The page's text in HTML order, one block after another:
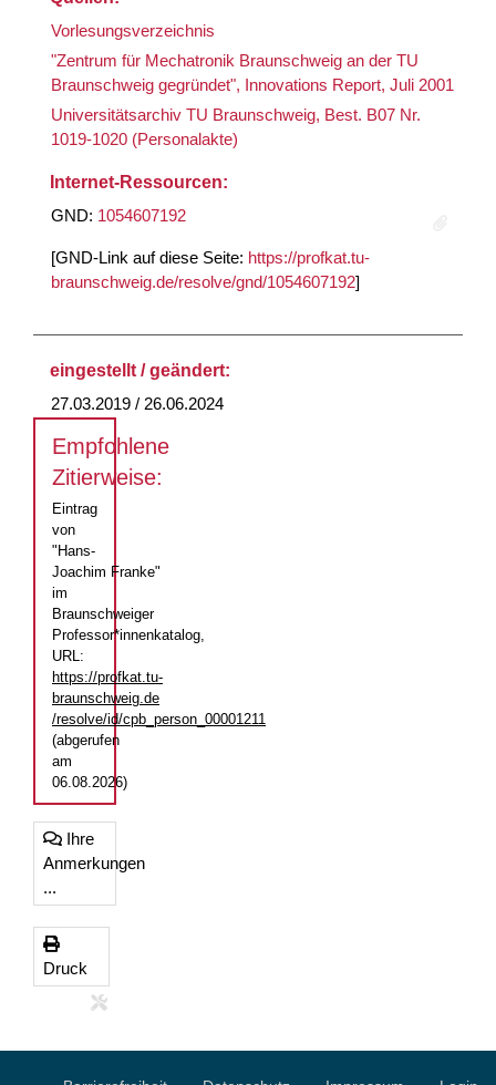
Vorlesungsverzeichnis
"Zentrum für Mechatronik Braunschweig an der TU
Braunschweig gegründet", Innovations Report, Juli 2001
Universitätsarchiv TU Braunschweig, Best. B07 Nr.
1019-1020 (Personalakte)
Internet-Ressourcen:
GND: 1054607192
[GND-Link auf diese Seite: https://profkat.tu-
braunschweig.de/resolve/gnd/1054607192]
eingestellt / geändert:
27.03.2019 / 26.06.2024
Empfohlene
Zitierweise:
Eintrag
von
"Hans-
Joachim Franke"
im
Braunschweiger
Professor*innenkatalog,
URL:
https://profkat.tu-
braunschweig.de
/resolve/id/cpb_person_00001211
(abgerufen
am
06.08.2026)
Ihre
Anmerkungen
...
Druck